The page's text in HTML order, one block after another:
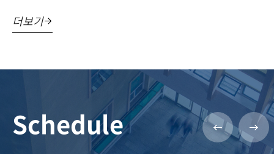
더보기
Schedule